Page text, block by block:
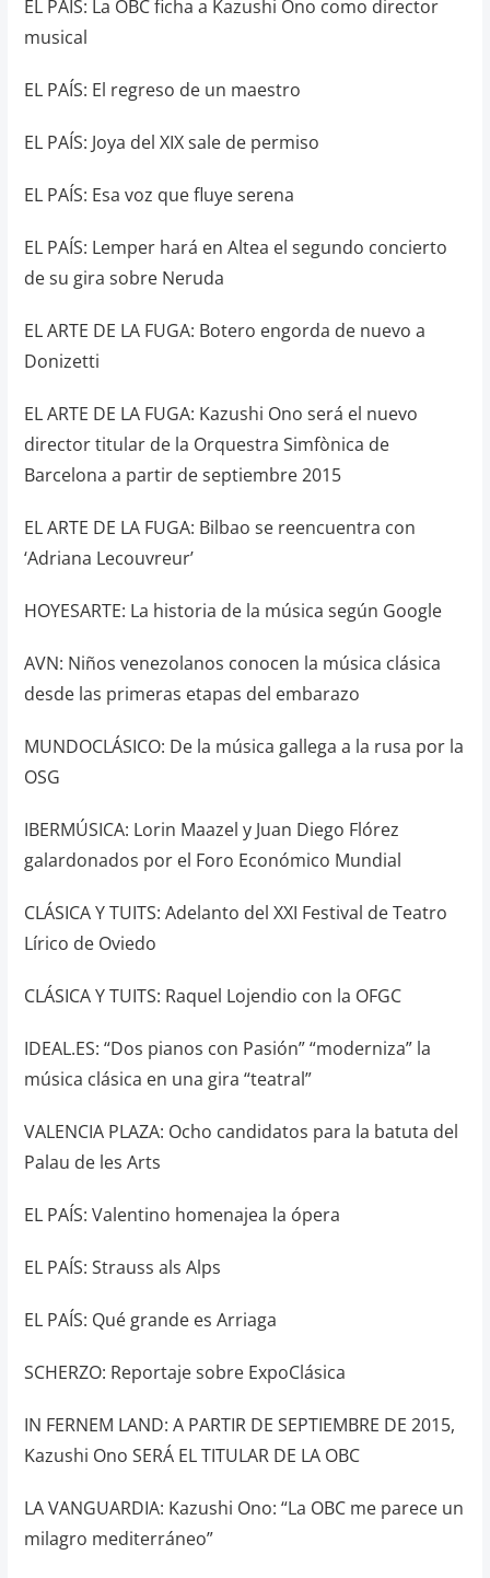
EL PAÍS: La OBC ficha a Kazushi Ono como director
musical
EL PAÍS: El regreso de un maestro
EL PAÍS: Joya del XIX sale de permiso
EL PAÍS: Esa voz que fluye serena
EL PAÍS: Lemper hará en Altea el segundo concierto
de su gira sobre Neruda
EL ARTE DE LA FUGA: Botero engorda de nuevo a
Donizetti
EL ARTE DE LA FUGA: Kazushi Ono será el nuevo
director titular de la Orquestra Simfònica de
Barcelona a partir de septiembre 2015
EL ARTE DE LA FUGA: Bilbao se reencuentra con
‘Adriana Lecouvreur’
HOYESARTE: La historia de la música según Google
AVN: Niños venezolanos conocen la música clásica
desde las primeras etapas del embarazo
MUNDOCLÁSICO: De la música gallega a la rusa por la
OSG
IBERMÚSICA: Lorin Maazel y Juan Diego Flórez
galardonados por el Foro Económico Mundial
CLÁSICA Y TUITS: Adelanto del XXI Festival de Teatro
Lírico de Oviedo
CLÁSICA Y TUITS: Raquel Lojendio con la OFGC
IDEAL.ES: “Dos pianos con Pasión” “moderniza” la
música clásica en una gira “teatral”
VALENCIA PLAZA: Ocho candidatos para la batuta del
Palau de les Arts
EL PAÍS: Valentino homenajea la ópera
EL PAÍS: Strauss als Alps
EL PAÍS: Qué grande es Arriaga
SCHERZO: Reportaje sobre ExpoClásica
IN FERNEM LAND: A PARTIR DE SEPTIEMBRE DE 2015,
Kazushi Ono SERÁ EL TITULAR DE LA OBC
LA VANGUARDIA: Kazushi Ono: “La OBC me parece un
milagro mediterráneo”